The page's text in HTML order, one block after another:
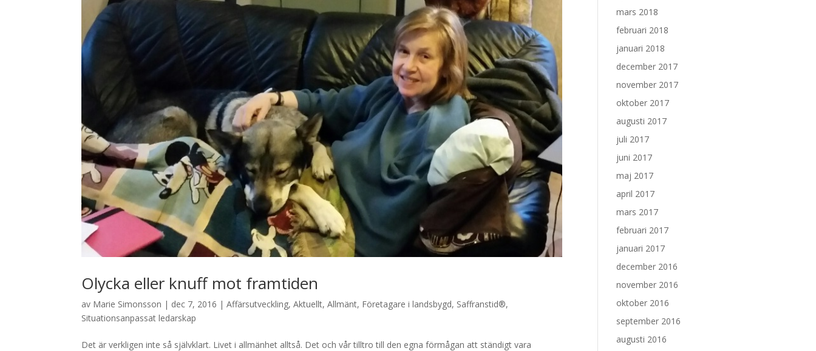
Olycka eller knuff mot framtiden
av Marie Simonsson | dec 7, 2016 |Affärsutveckling,Aktuellt,Allmänt, Företagare i landsbygd, Saffranstid®,
Situationsanpassat ledarskap
Det är verkligen inte så självklart. Livet i allmänhet alltså. Det och vår tilltro till den egna förmågan att ständigt vara
mars 2018
februari 2018
januari 2018
december 2017
november 2017
oktober 2017
augusti 2017
juli 2017
juni 2017
maj 2017
april 2017
mars 2017
februari 2017
januari 2017
december 2016
november 2016
oktober 2016
september 2016
augusti 2016